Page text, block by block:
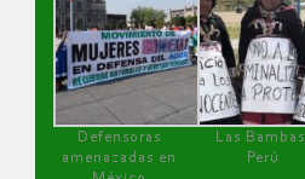
Defensoras
amenazadas en
Las Bambas,
Perú